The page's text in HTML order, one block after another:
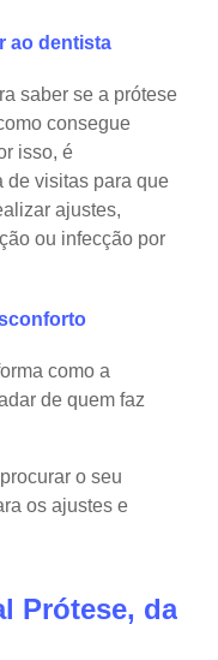
ao dentista
saber se a prótese
consegue
isso, é
de visitas para que
ajustes,
ou infecção por
como a
de quem faz
o seu
os ajustes e
Prótese, da